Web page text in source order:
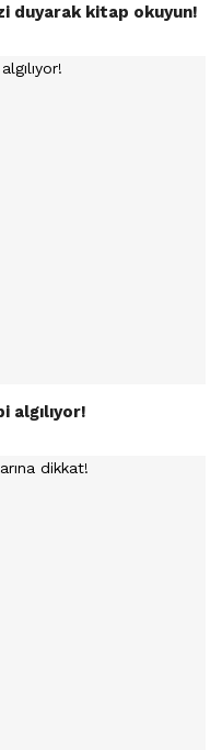
duyarak kitap okuyun!
algılıyor!